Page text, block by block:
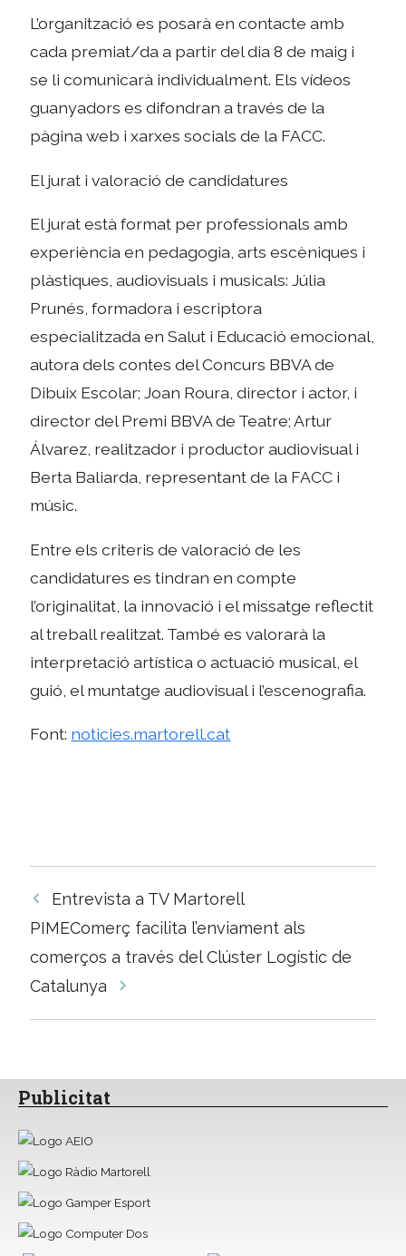
L’organització es posarà en contacte amb
cada premiat/da a partir del dia 8 de maig i
se li comunicarà individualment. Els vídeos
guanyadors es difondran a través de la
pàgina web i xarxes socials de la FACC.
El jurat i valoració de candidatures
El jurat està format per professionals amb
experiència en pedagogia, arts escèniques i
plàstiques, audiovisuals i musicals: Júlia
Prunés, formadora i escriptora
especialitzada en Salut i Educació emocional,
autora dels contes del Concurs BBVA de
Dibuix Escolar; Joan Roura, director i actor, i
director del Premi BBVA de Teatre; Artur
Álvarez, realitzador i productor audiovisual i
Berta Baliarda, representant de la FACC i
músic.
Entre els criteris de valoració de les
candidatures es tindran en compte
l’originalitat, la innovació i el missatge reflectit
al treball realitzat. També es valorarà la
interpretació artística o actuació musical, el
guió, el muntatge audiovisual i l’escenografia.
Font: noticies.martorell.cat
Navegació
per
entrades
Entrevista a TV Martorell
PIMEComerç facilita l’enviament als
comerços a través del Clúster Logístic de
Catalunya
Publicitat